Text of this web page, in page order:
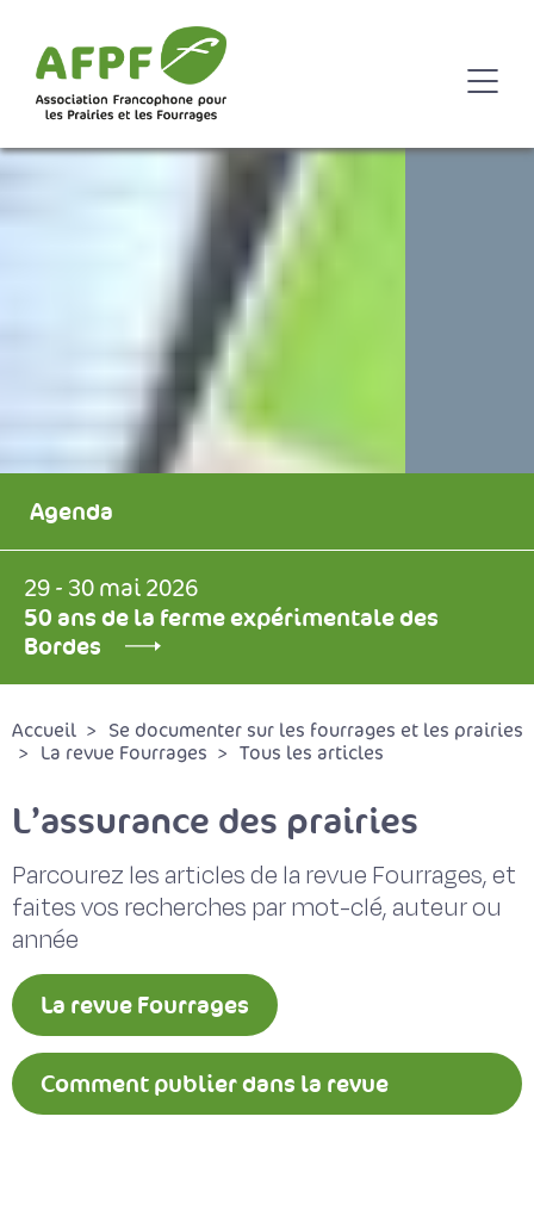
Agenda
29 - 30 mai 2026
50 ans de la ferme expérimentale des
Bordes
Accueil
Se documenter sur les fourrages et les prairies
La revue Fourrages
Tous les articles
L’assurance des prairies
Parcourez les articles de la revue Fourrages, et
faites vos recherches par mot-clé, auteur ou
année
La revue Fourrages
Comment publier dans la revue